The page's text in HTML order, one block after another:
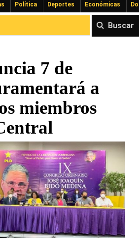
Política Deportes Económicas
Buscar
7 de
a
miembros